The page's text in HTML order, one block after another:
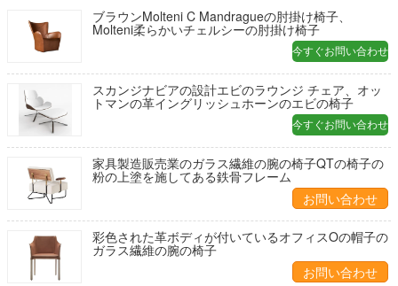
ブラウンMolteni C Mandragueの肘掛け椅子、
Molteni柔らかいチェルシーの肘掛け椅子
今すぐお問い合わせ
スカンジナビアの設計エビのラウンジ チェア、オッ
トマンの革イングリッシュホーンのエビの椅子
今すぐお問い合わせ
家具製造販売業のガラス繊維の腕の椅子QTの椅子の
粉の上塗を施してある鉄骨フレーム
お問い合わせ
彩色された革ボディが付いているオフィスOの帽子の
ガラス繊維の腕の椅子
お問い合わせ